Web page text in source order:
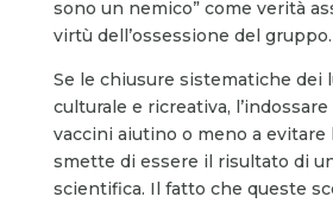
sono un nemico” come verità
virtù dell’ossessione del gruppo.
Se le chiusure sistematiche dei
culturale e ricreativa,
vaccini aiutino o meno a evitare
smette di essere il risultato di
scientifica. Il fatto che queste